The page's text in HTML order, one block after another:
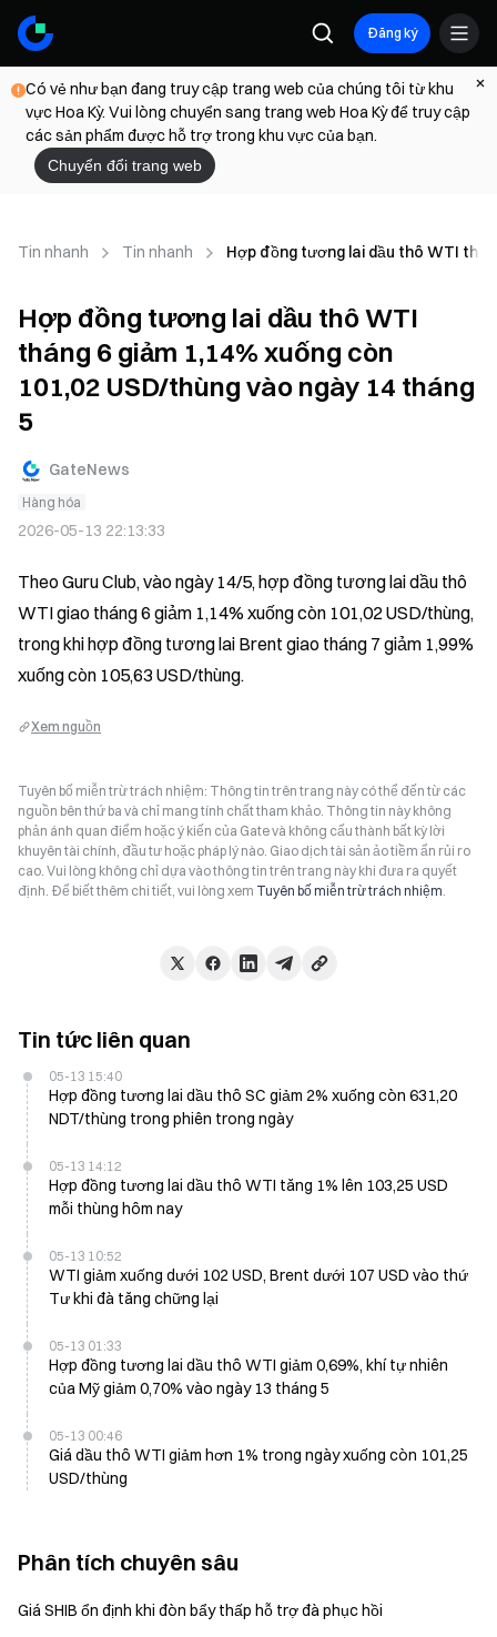
Đăng ký
Có vẻ như bạn đang truy cập trang web của chúng tôi từ khu
vực Hoa Kỳ. Vui lòng chuyển sang trang web Hoa Kỳ để truy cập
các sản phẩm được hỗ trợ trong khu vực của bạn.
Chuyển đổi trang web
Tin nhanh Tin nhanh Hợp đồng tương lai dầu thô WTI
Hợp đồng tương lai dầu thô WTI
tháng 6 giảm 1,14% xuống còn
101,02 USD/thùng vào ngày 14 tháng
5
GateNews
Hàng hóa
2026-05-13 22:13:33
Theo Guru Club, vào ngày 14/5, hợp đồng tương lai dầu thô
WTI giao tháng 6 giảm 1,14% xuống còn 101,02 USD/thùng,
trong khi hợp đồng tương lai Brent giao tháng 7 giảm 1,99%
xuống còn 105,63 USD/thùng.
Xem nguồn
Tuyên bố miễn trừ trách nhiệm: Thông tin trên trang này có thể đến từ các
nguồn bên thứ ba và chỉ mang tính chất tham khảo. Thông tin này không
phản ánh quan điểm hoặc ý kiến của Gate và không cấu thành bất kỳ lời
khuyên tài chính, đầu tư hoặc pháp lý nào. Giao dịch tài sản ảo tiềm ẩn rủi ro
cao. Vui lòng không chỉ dựa vào thông tin trên trang này khi đưa ra quyết
định. Để biết thêm chi tiết, vui lòng xem Tuyên bố miễn trừ trách nhiệm.
Tin tức liên quan
05-13 15:40
Hợp đồng tương lai dầu thô SC giảm 2% xuống còn 631,20
NDT/thùng trong phiên trong ngày
05-13 14:12
Hợp đồng tương lai dầu thô WTI tăng 1% lên 103,25 USD
mỗi thùng hôm nay
05-13 10:52
WTI giảm xuống dưới 102 USD, Brent dưới 107 USD vào thứ
Tư khi đà tăng chững lại
05-13 01:33
Hợp đồng tương lai dầu thô WTI giảm 0,69%, khí tự nhiên
của Mỹ giảm 0,70% vào ngày 13 tháng 5
05-13 00:46
Giá dầu thô WTI giảm hơn 1% trong ngày xuống còn 101,25
USD/thùng
Phân tích chuyên sâu
Giá SHIB ổn định khi đòn bẩy thấp hỗ trợ đà phục hồi